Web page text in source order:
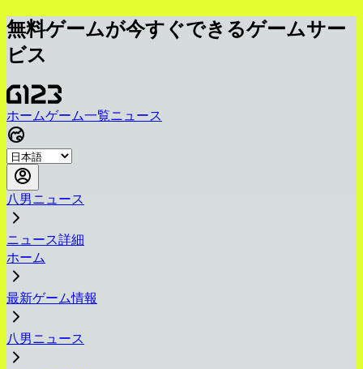
無料ゲームが今すぐできるゲームサー
ビス
ホームゲーム一覧ニュース
八男ニュース
ニュース詳細
ホーム
最新ゲーム情報
八男ニュース